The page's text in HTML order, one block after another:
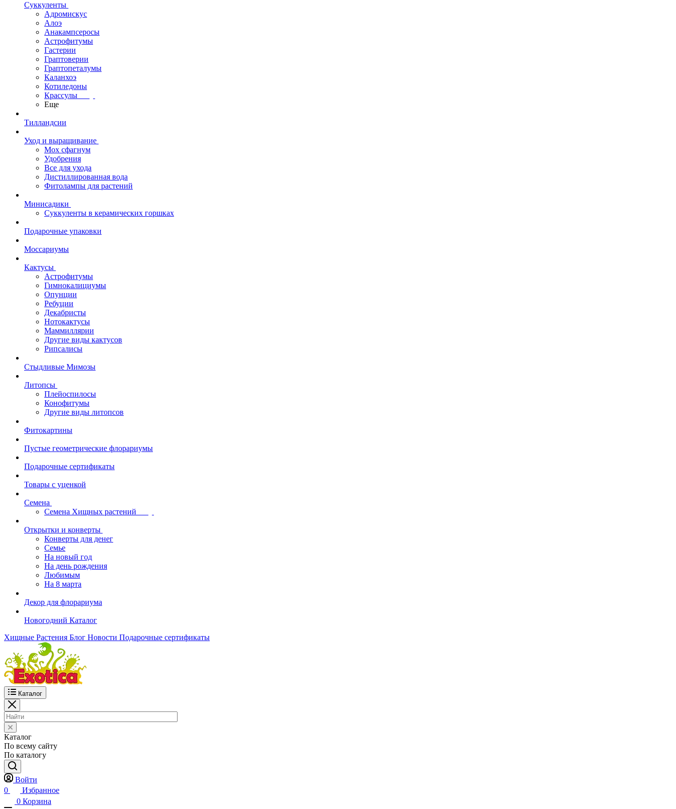
Суккуленты
Адромискус
Алоэ
Анакампсеросы
Астрофитумы
Гастерии
Граптоверии
Граптопеталумы
Каланхоэ
Котиледоны
Крассулы
Еще
Тилландсии
Уход и выращивание
Мох сфагнум
Удобрения
Все для ухода
Дистиллированная вода
Фитолампы для растений
Минисадики
Суккуленты в керамических горшках
Подарочные упаковки
Моссариумы
Кактусы
Астрофитумы
Гимнокалициумы
Опунции
Ребуции
Декабристы
Нотокактусы
Маммиллярии
Другие виды кактусов
Рипсалисы
Стыдливые Мимозы
Литопсы
Плейоспилосы
Конофитумы
Другие виды литопсов
Фитокартины
Пустые геометрические флорариумы
Подарочные сертификаты
Товары с уценкой
Семена
Семена Хищных растений
Открытки и конверты
Конверты для денег
Семье
На новый год
На день рождения
Любимым
На 8 марта
Декор для флорариума
Новогодний Каталог
Хищные Растения Блог Новости Подарочные сертификаты
Каталог
Каталог
По всему сайту
По каталогу
Войти
0
Избранное
0 Корзина